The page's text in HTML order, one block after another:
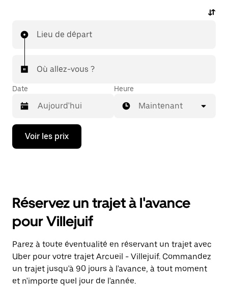
Lieu de départ
Où allez-vous ?
Date
Appuyez
la
ouvrir
calendrier
et
sélectionner
une
date.
Appuyez
sur
la
Heure
Maintenant
Voir les prix
Réservez un trajet à l'avance
pour Villejuif
Parez à toute éventualité en réservant un trajet avec
Uber pour votre trajet Arcueil - Villejuif. Commandez
un trajet jusqu'à 90 jours à l'avance, à tout moment
et n'importe quel jour de l'année.